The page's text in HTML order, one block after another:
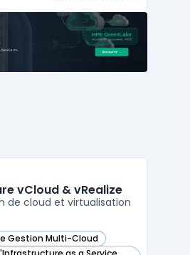
La plateforme est
et offre diverses
vCloud & vRealize
de cloud et virtualisation
Gestion Multi-Cloud
& vRealize dans cette catégorie